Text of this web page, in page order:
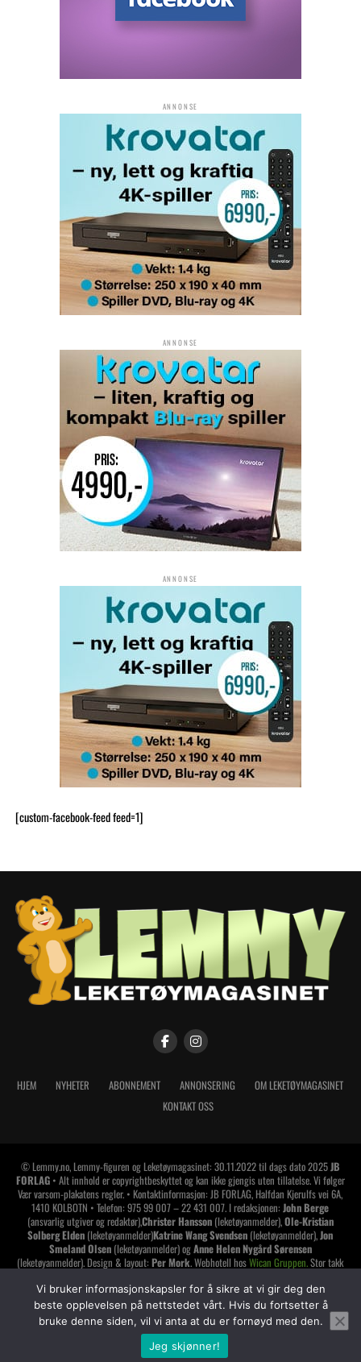
ANNONSE
ANNONSE
ANNONSE
[custom-facebook-feed feed=1]
HJEM NYHETER ABONNEMENT ANNONSERING
OM LEKETØYMAGASINET
KONTAKT OSS
© Lemmy.no, Lemmy-figuren og Leketøymagasinet: 30.11.2022 til dags dato 2025JB
FORLAG• Alt innhold er copyrightbeskyttet og kan ikke gjengis uten tillatelse. Vi følger
Vær varsom-plakatens regler. • Kontaktinformasjon: JB FORLAG, Halfdan Kjerulfs vei 6A,
1410 KOLBOTN • Telefon: 975 99 007 – 22 431 007. I redaksjonen:John Berge
(ansvarlig utgiver og redaktør),Christer Hansson(leketøyanmelder),Ole-Kristian
Solberg Elden (leketøyanmelder)Katrine Wang Svendsen (leketøyanmelder),Jon
Smeland Olsen(leketøyanmelder) ogAnne Helen Nygård Sørensen
(leketøyanmelder). Design & layout:Per Mork. Webhotell hosWican Gruppen.Stor takk
tilliten og håper å vise oss den verdig. Har du lest alt dette? Da synes jeg du skal gi deg
selv et klapp på skuldrene !
LEMMY LEKETØYMAGASINET er medlem av
Vi bruker informasjonskapsler for å sikre at vi gir deg den
beste opplevelsen på nettstedet vårt. Hvis du fortsetter å
bruke denne siden, vil vi anta at du er fornøyd med den.
Jeg skjønner!